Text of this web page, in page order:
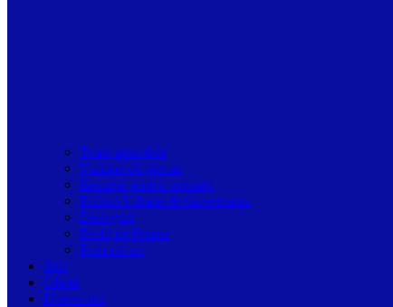
Toate articolele
Viziune de primar
Resurse pentru primarii
Politici Urbane & Guvernanta
Dialoguri
Profil de Primar
Podcast-uri
Stiri
Oferte
Despre noi